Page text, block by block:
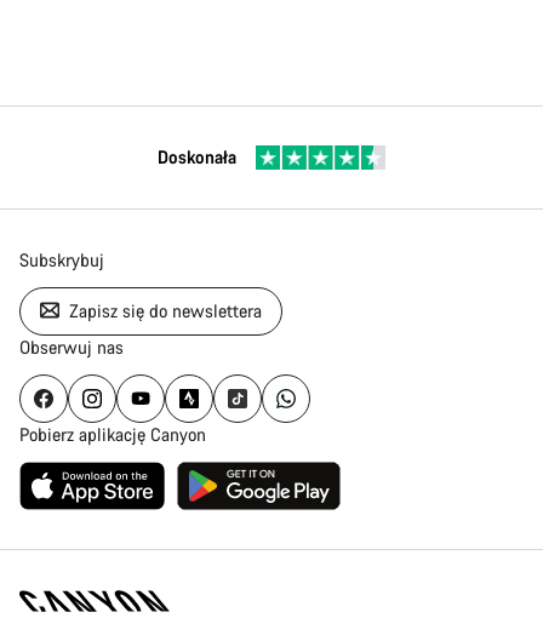
Doskonała
Subskrybuj
Zapisz się do newslettera
Obserwuj nas
Pobierz aplikację Canyon